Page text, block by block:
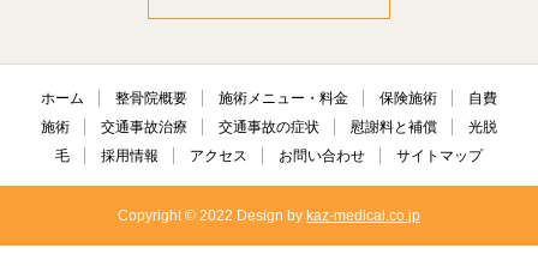
ホーム 整骨院概要 施術メニュー・料金 保険施術
自費
施術
交通事故治療 交通事故の症状 慰謝料と補償
光脱
毛
採用情報 アクセス お問い合わせ サイトマップ
Copyright © 2022 Design by kaz-medical.co.jp